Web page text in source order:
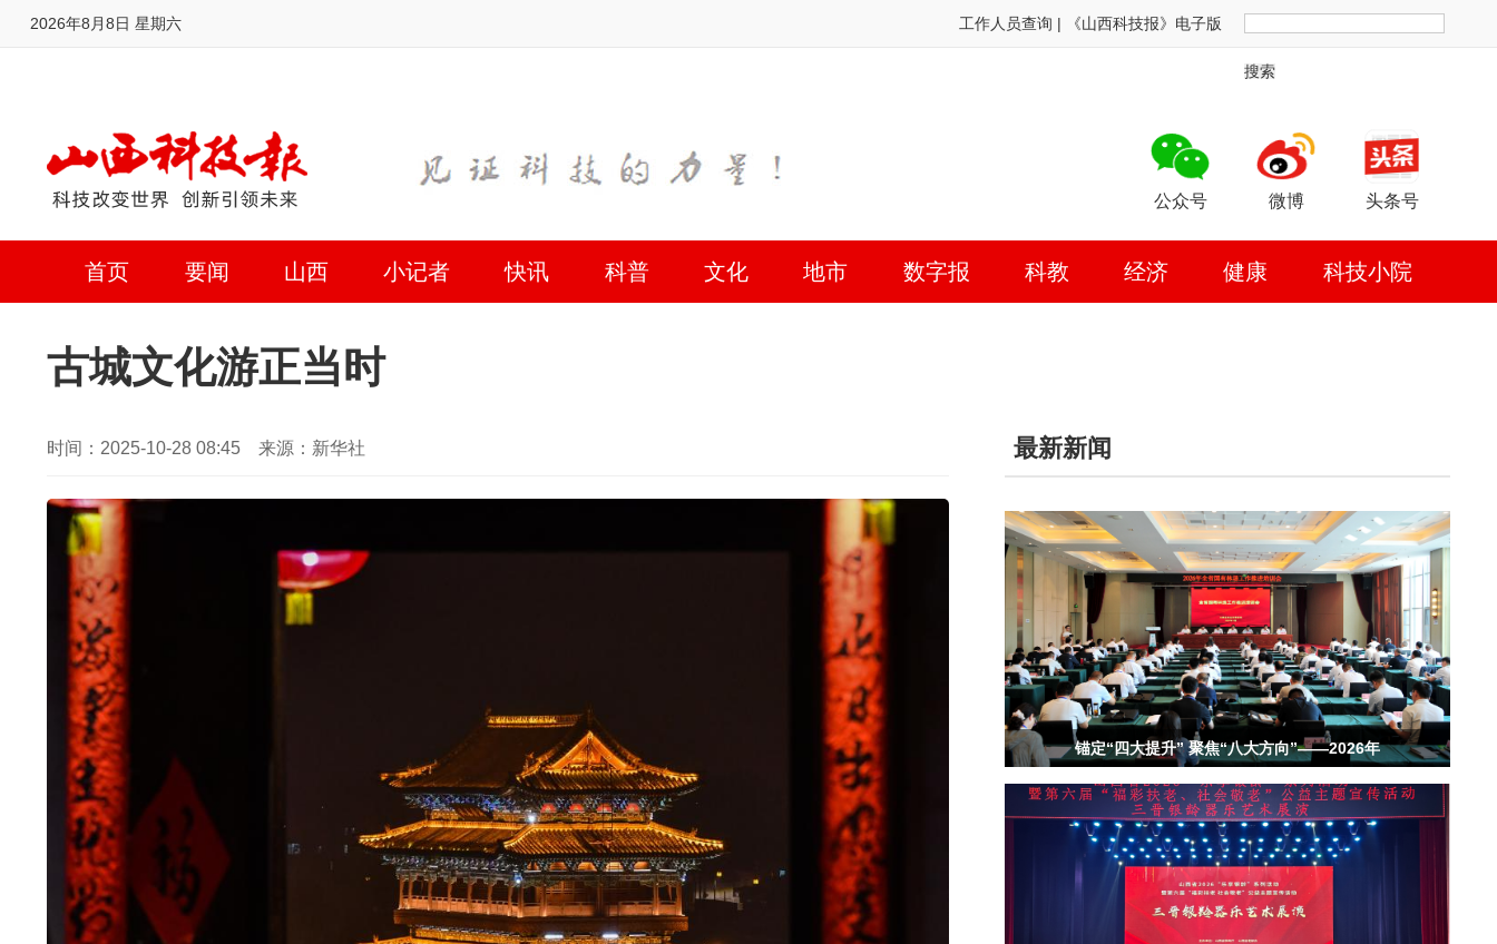
2026年8月8日 星期六 工作人员查询 | 《山西科技报》电子版
搜索
公众号 微博 头条号
首页 要闻 山西 小记者 快讯 科普 文化 地市 数字报 科教 经济 健康 科技小院
古城文化游正当时
时间：2025-10-28 08:45 来源：新华社 最新新闻
锚定“四大提升” 聚焦“八大方向”——2026年